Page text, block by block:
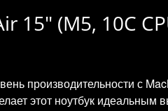
15" (M5, 10C
производительности с
этот ноутбук